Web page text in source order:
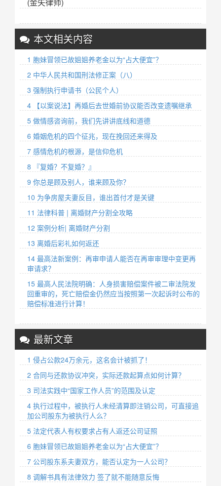
本文相关内容
1 胞妹冒领已故姐姐养老金以为“占大便宜”？
2 中华人民共和国刑法修正案（八）
3 强制执行申请书（公民个人）
4 【以案说法】再婚后去世婚前协议能否改变遗嘱继承
5 做情感咨询前，我们先讲讲底线和道德
6 婚姻危机的四个征兆，现在挽回还来得及
7 感情危机的根源，是信仰危机
8 『复婚？不复婚？』
9 你总是顾及别人，谁来顾及你？ ​
10 为争房屋夫妻反目，谁出首付才是关键
11 法律科普 | 离婚财产分割全攻略
12 案例分析| 离婚财产分割
13 离婚后彩礼如何返还
14 最高法新案例：再审申请人能否在再审审理中变更再
审请求？
15 最高人民法院明确：人身损害赔偿案件被二审法院发
回重审的，死亡赔偿金仍然应当按照第一次起诉时公布的
赔偿标准进行计算！
最新文章
1 侵占公款24万余元，这名会计被抓了！
2 合同与还款协议冲突，实际还款起算点如何计算？
3 司法实践中“国家工作人员”的范围及认定
4 执行过程中，被执行人未经清算即注销公司，可直接追
加公司股东为被执行人么？
5 法定代表人有权要求占有人返还公司证照
6 胞妹冒领已故姐姐养老金以为“占大便宜”？
7 公司股东系夫妻双方，能否认定为一人公司？
8 调解书具有法律效力 签了就不能随意反悔